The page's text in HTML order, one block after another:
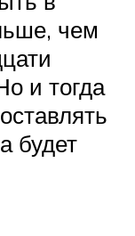
чем
и тогда
будет